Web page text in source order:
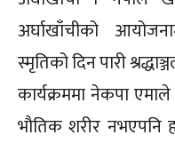
अर्घाखाँचीको
स्मृतिको दिन पारी
कार्यक्रममा नेकपा
भाैतिक शरीर नभएपनि